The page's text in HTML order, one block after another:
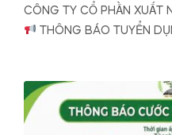
CÔNG TY CỔ PHẦN XUẤT
THÔNG BÁO TUYỂN